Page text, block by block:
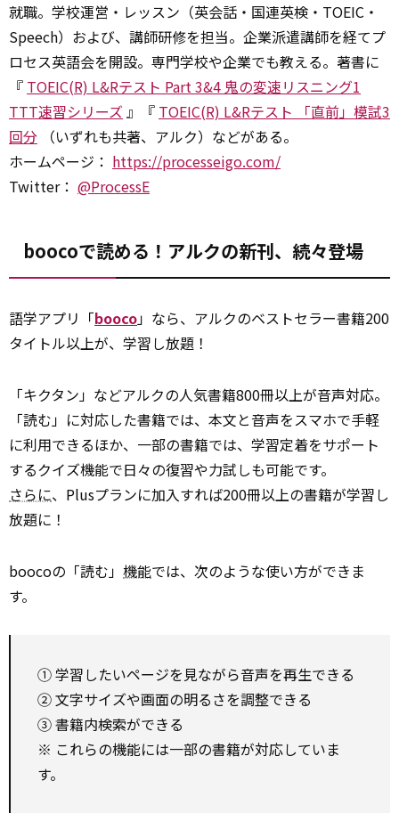
就職。学校運営・レッスン（英会話・国連英検・TOEIC・
Speech）および、講師研修を担当。企業派遣講師を経てプ
ロセス英語会を開設。専門学校や企業でも教える。著書に
『 TOEIC(R) L&Rテスト Part 3&4 鬼の変速リスニング1
TTT速習シリーズ 』『 TOEIC(R) L&Rテスト 「直前」模試3
回分 （いずれも共著、アルク）などがある。
ホームページ： https://processeigo.com/
Twitter： @ProcessE
boocoで読める！アルクの新刊、続々登場
語学アプリ「booco」なら、アルクのベストセラー書籍200
タイトル以上が、学習し放題！
「キクタン」などアルクの人気書籍800冊以上が音声対応。
「読む」に対応した書籍では、本文と音声をスマホで手軽
に利用できるほか、一部の書籍では、学習定着をサポート
するクイズ機能で日々の復習や力試しも可能です。
さらに、Plusプランに加入すれば200冊以上の書籍が学習し
放題に！
boocoの「読む」 機能では、次のような使い方ができま
す。
① 学習したいページを見ながら音声を再生できる
② 文字サイズや画面の明るさを調整できる
③ 書籍内検索ができる
※ これらの機能には一部の書籍が対応していま
す。